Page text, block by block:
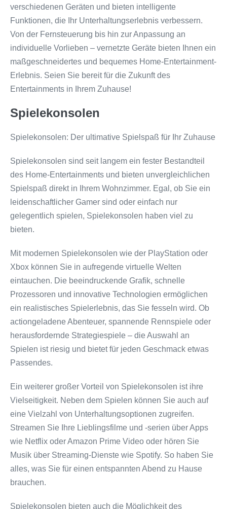
verschiedenen Geräten und bieten intelligente
Funktionen, die Ihr Unterhaltungserlebnis verbessern.
Von der Fernsteuerung bis hin zur Anpassung an
individuelle Vorlieben – vernetzte Geräte bieten Ihnen ein
maßgeschneidertes und bequemes Home-Entertainment-
Erlebnis. Seien Sie bereit für die Zukunft des
Entertainments in Ihrem Zuhause!
Spielekonsolen
Spielekonsolen: Der ultimative Spielspaß für Ihr Zuhause
Spielekonsolen sind seit langem ein fester Bestandteil
des Home-Entertainments und bieten unvergleichlichen
Spielspaß direkt in Ihrem Wohnzimmer. Egal, ob Sie ein
leidenschaftlicher Gamer sind oder einfach nur
gelegentlich spielen, Spielekonsolen haben viel zu
bieten.
Mit modernen Spielekonsolen wie der PlayStation oder
Xbox können Sie in aufregende virtuelle Welten
eintauchen. Die beeindruckende Grafik, schnelle
Prozessoren und innovative Technologien ermöglichen
ein realistisches Spielerlebnis, das Sie fesseln wird. Ob
actiongeladene Abenteuer, spannende Rennspiele oder
herausfordernde Strategiespiele – die Auswahl an
Spielen ist riesig und bietet für jeden Geschmack etwas
Passendes.
Ein weiterer großer Vorteil von Spielekonsolen ist ihre
Vielseitigkeit. Neben dem Spielen können Sie auch auf
eine Vielzahl von Unterhaltungsoptionen zugreifen.
Streamen Sie Ihre Lieblingsfilme und -serien über Apps
wie Netflix oder Amazon Prime Video oder hören Sie
Musik über Streaming-Dienste wie Spotify. So haben Sie
alles, was Sie für einen entspannten Abend zu Hause
brauchen.
Spielekonsolen bieten auch die Möglichkeit des